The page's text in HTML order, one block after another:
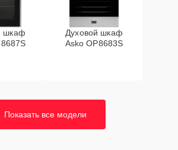
шкаф
Духовой шкаф
Asko OP8683S
Показать все модели